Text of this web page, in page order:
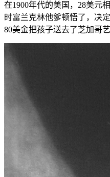
在1900年代的美国，28美元
时富兰克林他爹顿悟了，决
80美金把孩子送去了芝加哥艺